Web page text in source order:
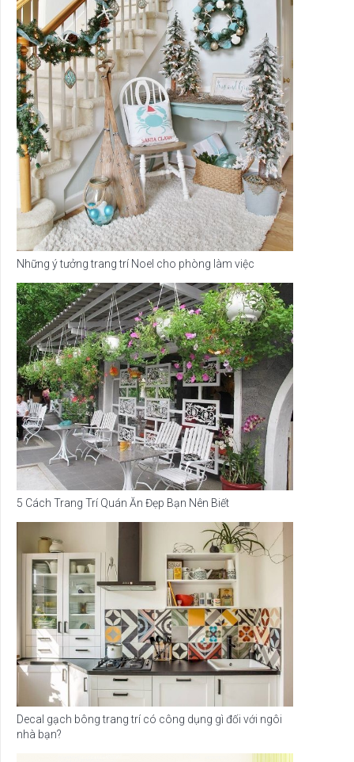
Những ý tưởng trang trí Noel cho phòng làm việc
5 Cách Trang Trí Quán Ăn Đẹp Bạn Nên Biết
Decal gạch bông trang trí có công dụng gì đối với ngôi
nhà bạn?